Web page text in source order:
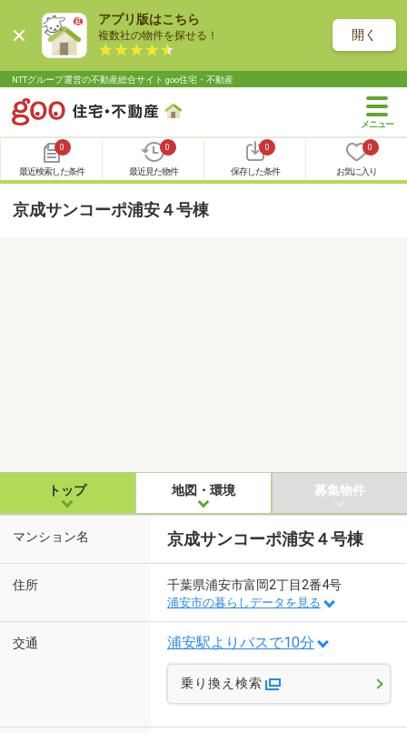
アプリ版はこちら
複数社の物件を探せる！ 開く
NTTグループ運営の不動産総合サイト goo住宅・不動産
0
最近検索した条件
0
最近見た物件
0
保存した条件
0
お気に入り
京成サンコーポ浦安４号棟
トップ 地図・環境 募集物件
マンション名 京成サンコーポ浦安４号棟
住所 千葉県浦安市富岡2丁目2番4号
浦安市の暮らしデータを見る
交通 浦安駅よりバスで10分
乗り換え検索